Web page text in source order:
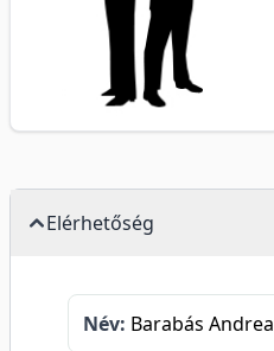
Elérhetőség
Név: Barabás Andrea